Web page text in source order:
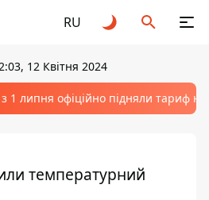
RU
12 Квітня 2024
з 1 липня офіційно підняли тариф
температурний